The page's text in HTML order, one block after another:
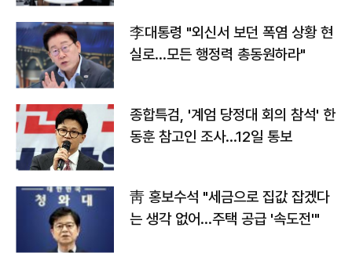
李대통령 "외신서 보던 폭염 상황 현
실로…모든 행정력 총동원하라"
종합특검, '계엄 당정대 회의 참석' 한
동훈 참고인 조사...12일 통보
靑 홍보수석 "세금으로 집값 잡겠다
는 생각 없어…주택 공급 '속도전'"